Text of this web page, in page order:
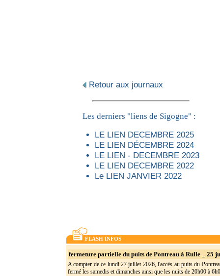
Retour aux journaux
Les derniers "liens de Sigogne" :
LE LIEN DECEMBRE 2025
LE LIEN DÉCEMBRE 2024
LE LIEN - DECEMBRE 2023
LE LIEN DECEMBRE 2022
Le LIEN JANVIER 2022
FLASH INFOS
fermeture partielle du puits de Pontreau à Rulle _ 25
A compter de ce lundi 27 juillet 2026, l'accès au puits du
fermé les samedis et dimanches ainsi que les nuits de 20h00 à